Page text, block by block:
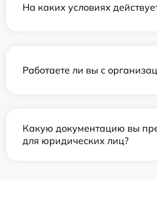
На каких условиях
Работаете ли вы с
Какую документацию вы
для юридических лиц?